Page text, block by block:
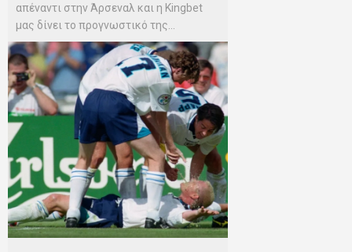
απέναντι στην Άρσεναλ και η Kingbet
μας δίνει το προγνωστικό της...